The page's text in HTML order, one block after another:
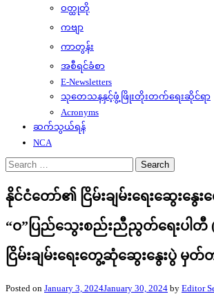
ဝတ္ထုတို
ကဗျာ
ကာတွန်း
အစီရင်ခံစာ
E-Newsletters
သုတေသနနှင့်ဖွံ့ဖြိုးတိုးတက်ရေးဆိုင်ရာ
Acronyms
ဆက်သွယ်ရန်
NCA
Search
for:
နိုင်ငံတော်၏ ငြိမ်းချမ်းရေးဆွေးနွေး
“ဝ”ပြည်သွေးစည်းညီညွတ်ရေးပါတီ
ငြိမ်းချမ်းရေးတွေ့ဆုံဆွေးနွေးပွဲ မှတ်
Posted on January 3, 2024January 30, 2024 by Editor